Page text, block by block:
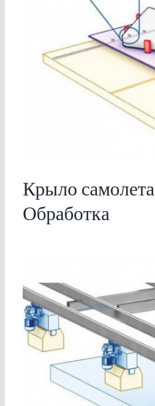
Крыло самолета
Обработка